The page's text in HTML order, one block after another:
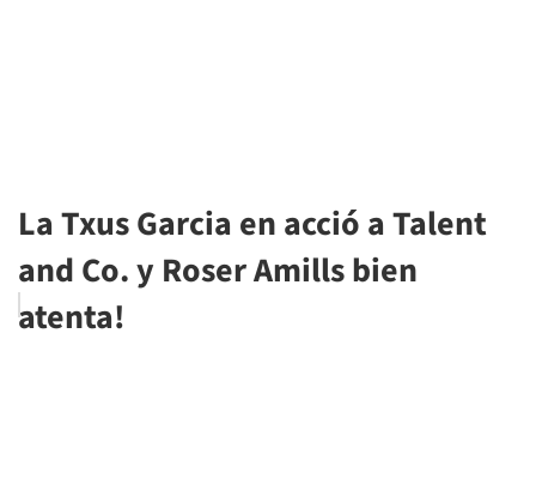
La Txus Garcia en acció a Talent
and Co. y Roser Amills bien
atenta!